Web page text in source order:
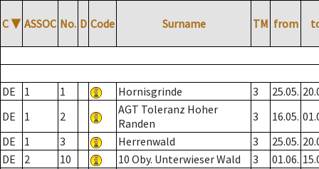
C ▼ ASSOC No. D Code Surname TM from
DE 1 1 Hornisgrinde 3 25.05.
DE
1 2
AGT Toleranz Hoher
Randen
3 16.05.
DE
1 3 Herrenwald 3 25.05.
DE
2 10 10 Oby. Unterwieser Wald 3 01.06.